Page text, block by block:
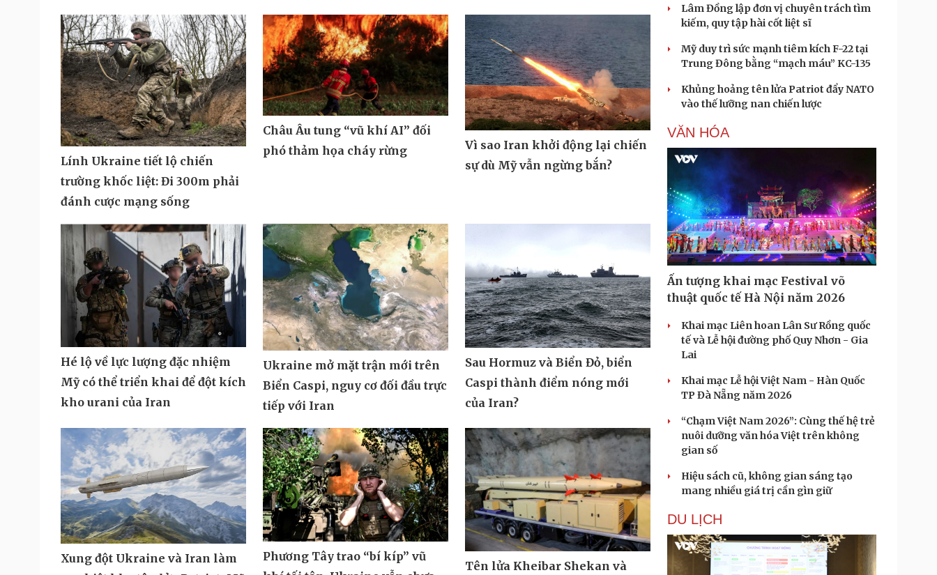
Lính Ukraine tiết lộ chiến
trường khốc liệt: Đi 300m phải
đánh cược mạng sống
Châu Âu tung “vũ khí AI” đối
phó thảm họa cháy rừng
Vì sao Iran khởi động lại chiến
sự dù Mỹ vẫn ngừng bắn?
Hé lộ về lực lượng đặc nhiệm
Mỹ có thể triển khai để đột kích
kho urani của Iran
Ukraine mở mặt trận mới trên
Biển Caspi, nguy cơ đối đầu trực
tiếp với Iran
Sau Hormuz và Biển Đỏ, biển
Caspi thành điểm nóng mới
của Iran?
Xung đột Ukraine và Iran làm
Phương Tây trao “bí kíp” vũ
Tên lửa Kheibar Shekan và
Lâm Đồng lập đơn vị chuyên trách tìm
kiếm, quy tập hài cốt liệt sĩ
Mỹ duy trì sức mạnh tiêm kích F-22 tại
Trung Đông bằng “mạch máu” KC-135
Khủng hoảng tên lửa Patriot đẩy NATO
vào thế lưỡng nan chiến lược
VĂN HÓA
Ấn tượng khai mạc Festival võ
thuật quốc tế Hà Nội năm 2026
Khai mạc Liên hoan Lân Sư Rồng quốc
tế và Lễ hội đường phố Quy Nhơn - Gia
Lai
Khai mạc Lễ hội Việt Nam - Hàn Quốc
TP Đà Nẵng năm 2026
“Chạm Việt Nam 2026”: Cùng thế hệ trẻ
nuôi dưỡng văn hóa Việt trên không
gian số
Hiệu sách cũ, không gian sáng tạo
mang nhiều giá trị cần gìn giữ
DU LỊCH